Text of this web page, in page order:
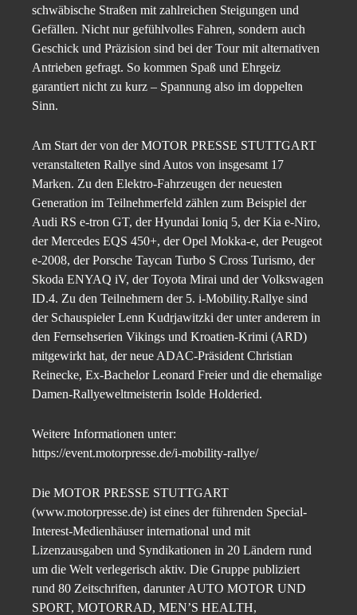
schwäbische Straßen mit zahlreichen Steigungen und
Gefällen. Nicht nur gefühlvolles Fahren, sondern auch
Geschick und Präzision sind bei der Tour mit alternativen
Antrieben gefragt. So kommen Spaß und Ehrgeiz
garantiert nicht zu kurz – Spannung also im doppelten
Sinn.
Am Start der von der MOTOR PRESSE STUTTGART
veranstalteten Rallye sind Autos von insgesamt 17
Marken. Zu den Elektro-Fahrzeugen der neuesten
Generation im Teilnehmerfeld zählen zum Beispiel der
Audi RS e-tron GT, der Hyundai Ioniq 5, der Kia e-Niro,
der Mercedes EQS 450+, der Opel Mokka-e, der Peugeot
e-2008, der Porsche Taycan Turbo S Cross Turismo, der
Skoda ENYAQ iV, der Toyota Mirai und der Volkswagen
ID.4. Zu den Teilnehmern der 5. i-Mobility.Rallye sind
der Schauspieler Lenn Kudrjawitzki der unter anderem in
den Fernsehserien Vikings und Kroatien-Krimi (ARD)
mitgewirkt hat, der neue ADAC-Präsident Christian
Reinecke, Ex-Bachelor Leonard Freier und die ehemalige
Damen-Rallyeweltmeisterin Isolde Holderied.
Weitere Informationen unter:
https://event.motorpresse.de/i-mobility-rallye/
Die MOTOR PRESSE STUTTGART
(www.motorpresse.de) ist eines der führenden Special-
Interest-Medienhäuser international und mit
Lizenzausgaben und Syndikationen in 20 Ländern rund
um die Welt verlegerisch aktiv. Die Gruppe publiziert
rund 80 Zeitschriften, darunter AUTO MOTOR UND
SPORT, MOTORRAD, MEN’S HEALTH,